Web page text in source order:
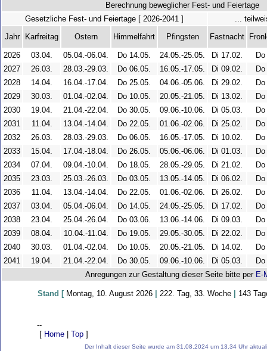
Berechnung beweglicher Fest- und Feiertage
Gesetzliche Fest- und Feiertage [ 2026-2041 ]
...
Jahr
Karfreitag Ostern Himmelfahrt Pfingsten Fastnacht
2026 03.04. 05.04.-06.04. Do 14.05. 24.05.-25.05. Di 17.02.
2027
26.03. 28.03.-29.03. Do 06.05. 16.05.-17.05. Di 09.02.
2028
14.04. 16.04.-17.04. Do 25.05. 04.06.-05.06. Di 29.02.
2029
30.03. 01.04.-02.04. Do 10.05. 20.05.-21.05. Di 13.02.
2030
19.04. 21.04.-22.04. Do 30.05. 09.06.-10.06. Di 05.03.
2031
11.04. 13.04.-14.04. Do 22.05. 01.06.-02.06. Di 25.02.
2032
26.03. 28.03.-29.03. Do 06.05. 16.05.-17.05. Di 10.02.
2033
15.04. 17.04.-18.04. Do 26.05. 05.06.-06.06. Di 01.03.
2034
07.04. 09.04.-10.04. Do 18.05. 28.05.-29.05. Di 21.02.
2035
23.03. 25.03.-26.03. Do 03.05. 13.05.-14.05. Di 06.02.
2036
11.04. 13.04.-14.04. Do 22.05. 01.06.-02.06. Di 26.02.
2037
03.04. 05.04.-06.04. Do 14.05. 24.05.-25.05. Di 17.02.
2038
23.04. 25.04.-26.04. Do 03.06. 13.06.-14.06. Di 09.03.
2039
08.04. 10.04.-11.04. Do 19.05. 29.05.-30.05. Di 22.02.
2040
30.03. 01.04.-02.04. Do 10.05. 20.05.-21.05. Di 14.02.
2041
19.04. 21.04.-22.04. Do 30.05. 09.06.-10.06. Di 05.03.
Anregungen zur Gestaltung dieser Seite bitte per E-
Stand [Montag, 10. August 2026 222. Tag, 33. Woche 143
--
[ Home Top ]
Der Inhalt dieser Seite wurde am 31.08.2024 um 13.34 Uhr